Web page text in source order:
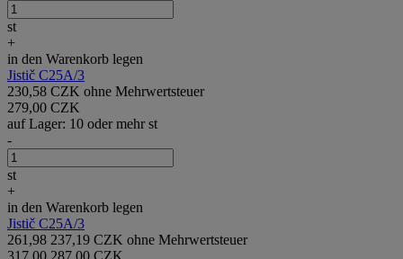
st
+
in den Warenkorb legen
Jistič C25A/3
230,58 CZK ohne Mehrwertsteuer
279,00 CZK
auf Lager: 10 oder mehr st
-
st
+
in den Warenkorb legen
Jistič C25A/3
261,98 237,19 CZK ohne Mehrwertsteuer
317,00 287,00 CZK